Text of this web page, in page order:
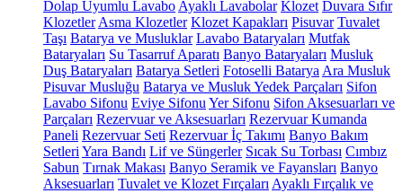
Dolap Uyumlu Lavabo Ayaklı Lavabolar Klozet Duvara Sıfır
Klozetler Asma Klozetler Klozet Kapakları Pisuvar Tuvalet
Taşı Batarya ve Musluklar Lavabo Bataryaları Mutfak
Bataryaları Su Tasarruf Aparatı Banyo Bataryaları Musluk
Duş Bataryaları Batarya Setleri Fotoselli Batarya Ara Musluk
Pisuvar Musluğu Batarya ve Musluk Yedek Parçaları Sifon
Lavabo Sifonu Eviye Sifonu Yer Sifonu Sifon Aksesuarları ve
Parçaları Rezervuar ve Aksesuarları Rezervuar Kumanda
Paneli Rezervuar Seti Rezervuar İç Takımı Banyo Bakım
Setleri Yara Bandı Lif ve Süngerler Sıcak Su Torbası Cımbız
Sabun Tırnak Makası Banyo Seramik ve Fayansları Banyo
Aksesuarları Tuvalet ve Klozet Fırçaları Ayaklı Fırçalık ve